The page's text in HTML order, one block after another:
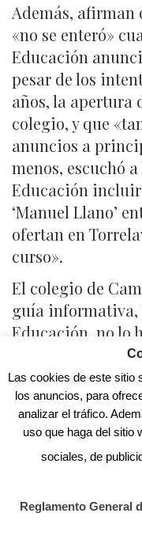
Además, afirman
«no se enteró»
Educación
pesar de los
años, la apertura
colegio, y que
anuncios a
menos, escuchó
Educación incluir
‘Manuel Llano’
ofertan en
curso».
El colegio de
guía informativa,
Educación, no lo
colegio de
Guía de la Oferta
«informar sobre
y la transición
sobre la
conocen a la
La Consejería de
Las cookies de este sitio
los anuncios, para
analizar el tráfico.
uso que haga del sitio
sociales, de
Reglamento General